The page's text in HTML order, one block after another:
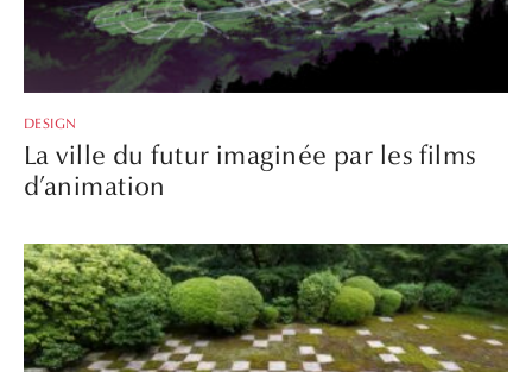
DESIGN
La ville du futur imaginée par les films
d’animation